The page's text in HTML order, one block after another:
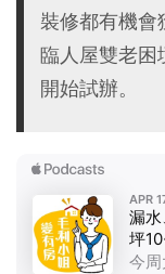
裝修都有機
臨人屋雙老困
開始試辦。